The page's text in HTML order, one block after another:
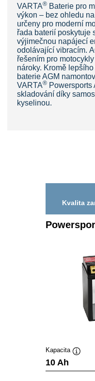
VARTA® Baterie pro
výkon – bez ohledu
určeny pro moderní
řada baterií poskytuje
výjimečnou napájecí
odolávající vibracím.
řešením pro
nároky. Kromě
baterie AGM
VARTA® Powersports
skladování díky
kyselinou.
Kvalita
Kapacita
10 Ah